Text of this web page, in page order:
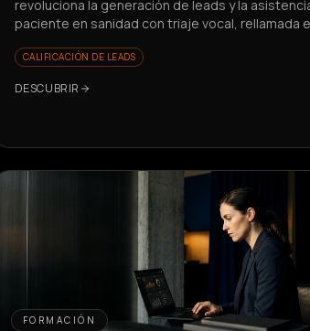
revoluciona la generación de leads y la
paciente en sanidad con triaje vocal, rellamada
CALIFICACIÓN DE LEADS
DESCUBRIR
FORMACIÓN